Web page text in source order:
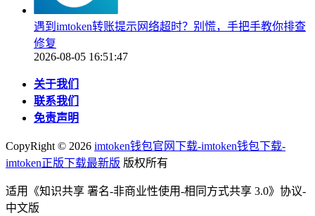
遇到imtoken转账提示网络超时？别慌，手把手教你排查
修复
2026-08-05 16:51:47
关于我们
联系我们
免责声明
CopyRight © 2026 imtoken钱包官网下载-imtoken钱包下载-
imtoken正版下载最新版 版权所有
适用《知识共享 署名-非商业性使用-相同方式共享 3.0》协议-
中文版